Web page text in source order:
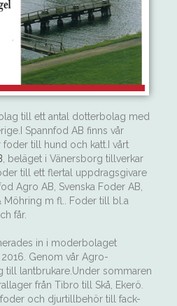
till ett antal dotterbolag med
Spannfod AB finns vår
till hund och katt.I vårt
, beläget i Vänersborg tillverkar
till ett flertal uppdragsgivare
Agro AB, Svenska Foder AB,
Möhring m fl.. Foder till bl.a
får.
in i moderbolaget
Genom vår Agro-
till lantbrukare.Under sommaren
från Tibro till Skå, Ekerö.
och djurtillbehör till fack-